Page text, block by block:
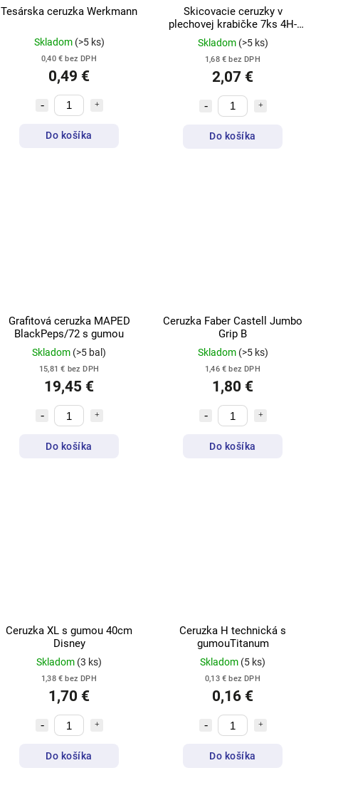
Tesárska ceruzka Werkmann
Skladom (>5 ks)
0,40 € bez DPH
0,49 €
Do košíka
Skicovacie ceruzky v
plechovej krabičke 7ks 4H-
2H-HB-B-2B--4B CCG
Skladom (>5 ks)
1,68 € bez DPH
2,07 €
Do košíka
Grafitová ceruzka MAPED
BlackPeps/72 s gumou
Skladom (>5 bal)
15,81 € bez DPH
19,45 €
Do košíka
Ceruzka Faber Castell Jumbo
Grip B
Skladom (>5 ks)
1,46 € bez DPH
1,80 €
Do košíka
Ceruzka XL s gumou 40cm
Disney
Skladom (3 ks)
1,38 € bez DPH
1,70 €
Do košíka
Ceruzka H technická s
gumouTitanum
Skladom (5 ks)
0,13 € bez DPH
0,16 €
Do košíka